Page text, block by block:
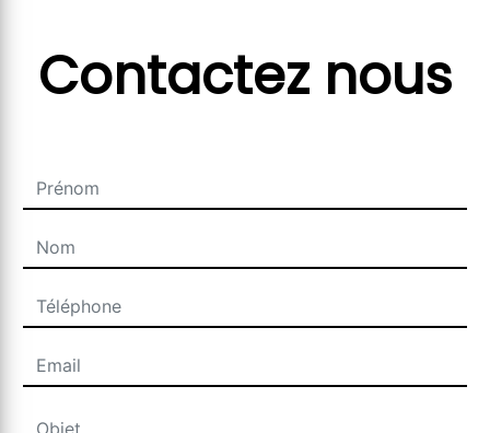
Contactez nous